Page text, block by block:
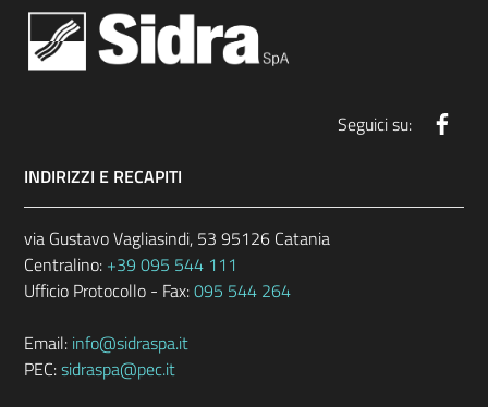
Seguici su:
INDIRIZZI E RECAPITI
via Gustavo Vagliasindi, 53 95126 Catania
Centralino: +39 095 544 111
Ufficio Protocollo - Fax:095 544 264
Email: info@sidraspa.it
PEC:sidraspa@pec.it